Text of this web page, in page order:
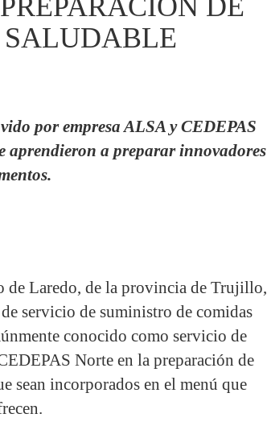
DE
por empresa ALSA y CEDEPAS
a preparar innovadores
de Laredo, de la provincia de Trujillo,
servicio de suministro de comidas
conocido como servicio de
Norte en la preparación de
sean incorporados en el menú que